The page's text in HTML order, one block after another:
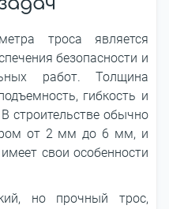
троса является
безопасности и
работ. Толщина
гибкость и
строительстве обычно
от 2 мм до 6 мм, и
свои особенности
но прочный трос,